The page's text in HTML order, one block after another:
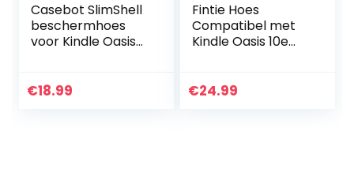
Casebot SlimShell
beschermhoes
voor Kindle Oasis
generatie (model
€18.99
Fintie Hoes
Compatibel met
Kindle Oasis 10e
Generatie (2017
€24.99